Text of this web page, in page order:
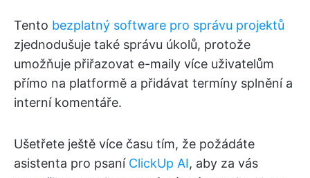
Tento bezplatný software pro správu projektů
zjednodušuje také správu úkolů, protože
umožňuje přiřazovat e-maily více uživatelům
přímo na platformě a přidávat termíny splnění a
interní komentáře.
Ušetřete ještě více času tím, že požádáte
asistenta pro psaní ClickUp AI, aby za vás